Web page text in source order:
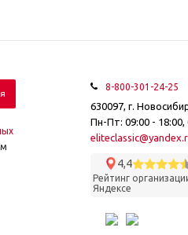
8-800-301-24-25
630097, г.
Пн-Пт: 09:00 -
4,4
Рейтинг
Яндексе